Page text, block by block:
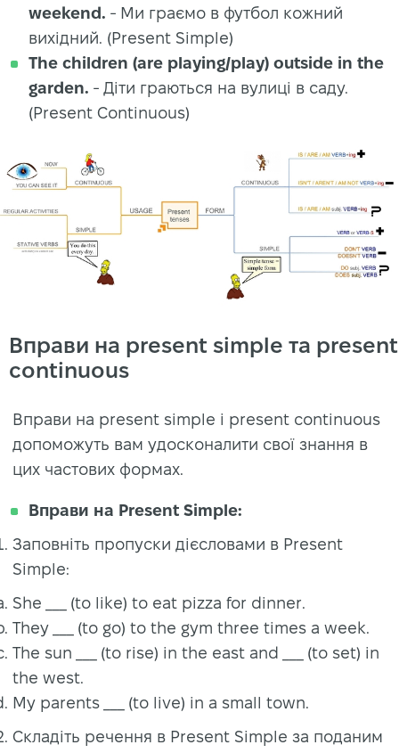
weekend. - Ми граємо в футбол кожний
вихідний. (Present Simple)
The children (are playing/play) outside in the
garden. - Діти граються на вулиці в саду.
(Present Continuous)
Вправи на present simple та present
continuous
Вправи на present simple і present continuous
допоможуть вам удосконалити свої знання в
цих частових формах.
Вправи на Present Simple:
Заповніть пропуски дієсловами в Present
Simple:
She ___ (to like) to eat pizza for dinner.
They ___ (to go) to the gym three times a week.
The sun ___ (to rise) in the east and ___ (to set) in
the west.
My parents ___ (to live) in a small town.
Складіть речення в Present Simple за поданим